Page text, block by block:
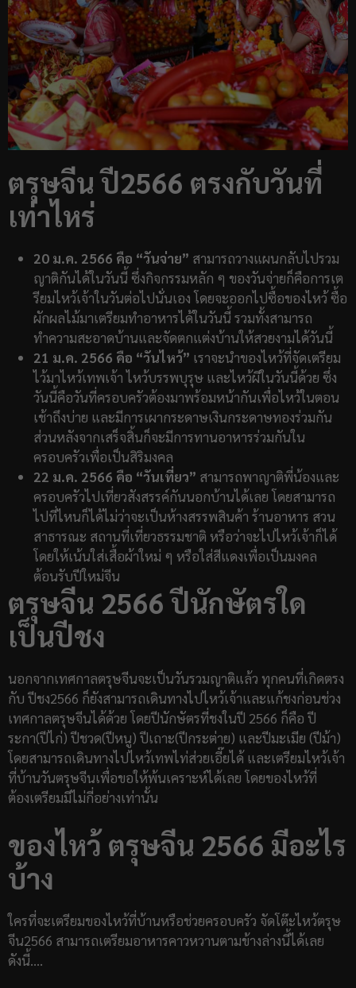
ตรุษจีน ปี2566 ตรงกับวันที่
เท่าไหร่
20 ม.ค. 2566 คือ “วันจ่าย” สามารถวางแผนกลับไปรวม
ญาติกันได้ในวันนี้ ซึ่งกิจกรรมหลัก ๆ ของวันจ่ายก็คือการเต
รียมไหว้เจ้าในวันต่อไปนั่นเอง โดยจะออกไปซื้อของไหว้ ซื้อ
ผักผลไม้มาเตรียมทำอาหารได้ในวันนี้ รวมทั้งสามารถ
ทำความสะอาดบ้านและจัดตกแต่งบ้านให้สวยงามได้วันนี้
21 ม.ค. 2566 คือ “วันไหว้” เราจะนำของไหว้ที่จัดเตรียม
ไว้มาไหว้เทพเจ้า ไหว้บรรพบุรุษ และไหว้ผีในวันนี้ด้วย ซึ่ง
วันนี้คือวันที่ครอบครัวต้องมาพร้อมหน้ากันเพื่อไหว้ในตอน
เช้าถึงบ่าย และมีการเผากระดาษเงินกระดาษทองร่วมกัน
ส่วนหลังจากเสร็จสิ้นก็จะมีการทานอาหารร่วมกันใน
ครอบครัวเพื่อเป็นสิริมงคล
22 ม.ค. 2566 คือ “วันเที่ยว” สามารถพาญาติพี่น้องและ
ครอบครัวไปเที่ยวสังสรรค์กันนอกบ้านได้เลย โดยสามารถ
ไปที่ไหนก็ได้ไม่ว่าจะเป็นห้างสรรพสินค้า ร้านอาหาร สวน
สาธารณะ สถานที่เที่ยวธรรมชาติ หรือว่าจะไปไหว้เจ้าก็ได้
โดยให้เน้นใส่เสื้อผ้าใหม่ ๆ หรือใส่สีแดงเพื่อเป็นมงคล
ต้อนรับปีใหม่จีน
ตรุษจีน 2566 ปีนักษัตรใด
เป็นปีชง
นอกจากเทศกาลตรุษจีนจะเป็นวันรวมญาติแล้ว ทุกคนที่เกิดตรง
กับ ปีชง2566 ก็ยังสามารถเดินทางไปไหว้เจ้าและแก้ชงก่อนช่วง
เทศกาลตรุษจีนได้ด้วย โดยปีนักษัตรที่ชงในปี 2566 ก็คือ ปี
ระกา(ปีไก่) ปีชวด(ปีหนู) ปีเถาะ(ปีกระต่าย) และปีมะเมีย (ปีม้า)
โดยสามารถเดินทางไปไหว้เทพไท่ส่วยเอี๊ยได้ และเตรียมไหว้เจ้า
ที่บ้านวันตรุษจีนเพื่อขอให้พ้นเคราะห์ได้เลย โดยของไหว้ที่
ต้องเตรียมมีไม่กี่อย่างเท่านั้น
ของไหว้ ตรุษจีน 2566 มีอะไร
บ้าง
ใครที่จะเตรียมของไหว้ที่บ้านหรือช่วยครอบครัว จัดโต๊ะไหว้ตรุษ
จีน2566 สามารถเตรียมอาหารคาวหวานตามข้างล่างนี้ได้เลย
ดังนี้….